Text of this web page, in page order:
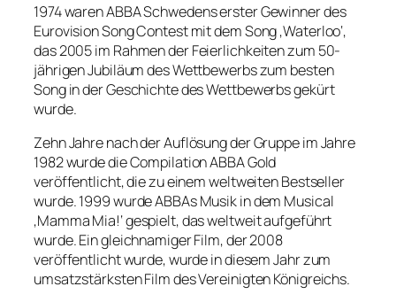
1974 waren ABBA Schwedens erster Gewinner des
Eurovision Song Contest mit dem Song ‚Waterloo‘,
das 2005 im Rahmen der Feierlichkeiten zum 50-
jährigen Jubiläum des Wettbewerbs zum besten
Song in der Geschichte des Wettbewerbs gekürt
wurde.
Zehn Jahre nach der Auflösung der Gruppe im Jahre
1982 wurde die Compilation ABBA Gold
veröffentlicht, die zu einem weltweiten Bestseller
wurde. 1999 wurde ABBAs Musik in dem Musical
‚Mamma Mia!‘ gespielt, das weltweit aufgeführt
wurde. Ein gleichnamiger Film, der 2008
veröffentlicht wurde, wurde in diesem Jahr zum
umsatzstärksten Film des Vereinigten Königreichs.